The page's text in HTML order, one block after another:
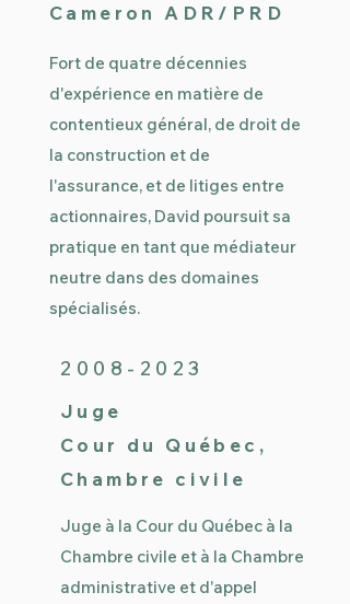
Cameron ADR/PRD
Fort de quatre décennies
d'expérience en matière de
contentieux général, de droit de
la construction et de
l'assurance, et de litiges entre
actionnaires, David poursuit sa
pratique en tant que médiateur
neutre dans des domaines
spécialisés.
2008-2023
Juge
Cour du Québec,
Chambre civile
Juge à la Cour du Québec à la
Chambre civile et à la Chambre
administrative et d'appel